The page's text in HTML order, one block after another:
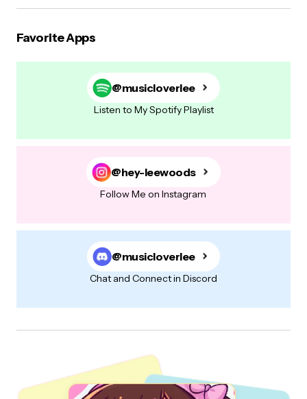
Favorite Apps
@musicloverlee
Listen to My Spotify Playlist
@hey-leewoods
Follow Me on Instagram
@musicloverlee
Chat and Connect in Discord